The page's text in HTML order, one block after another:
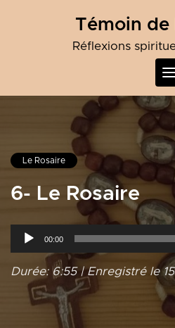
Témoin de
Réflexions
Le Rosaire
6- Le Rosaire
Lecteur
audio
00:00
Durée: 6:55|Enregistré le